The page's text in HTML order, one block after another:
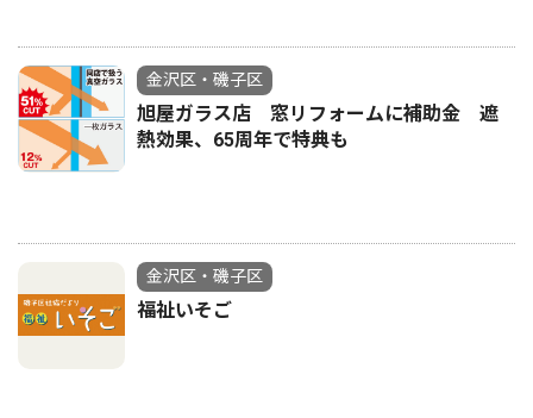
金沢区・磯子区
旭屋ガラス店 窓リフォームに補助金 遮
熱効果、65周年で特典も
金沢区・磯子区
福祉いそご